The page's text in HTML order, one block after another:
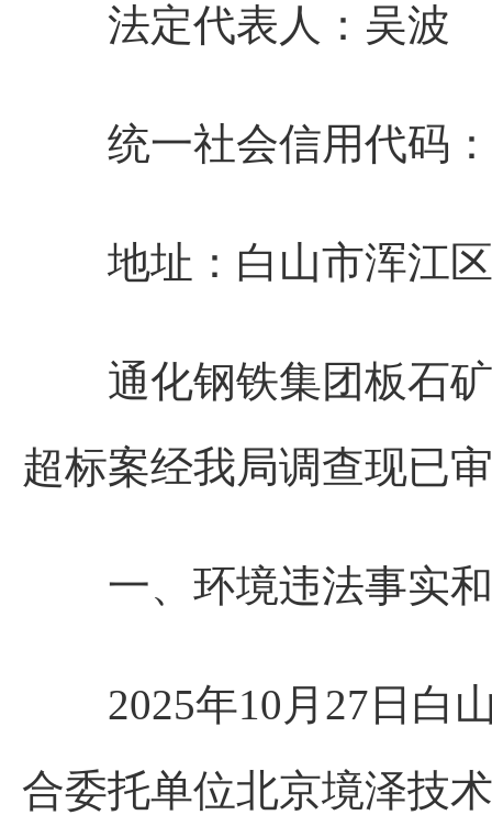
法定代表人：吴波
统一社会信用代码：
地址：白山市浑江
通化钢铁集团板石矿
超标案经我局调查现已
一、环境
2025年10月27日白山
合委托单位北京境泽技